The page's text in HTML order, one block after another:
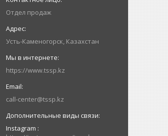
Отдел продаж
Усть-Каменогорск, Казахстан
https://www.tssp.kz
call-center@tssp.kz
Instagram